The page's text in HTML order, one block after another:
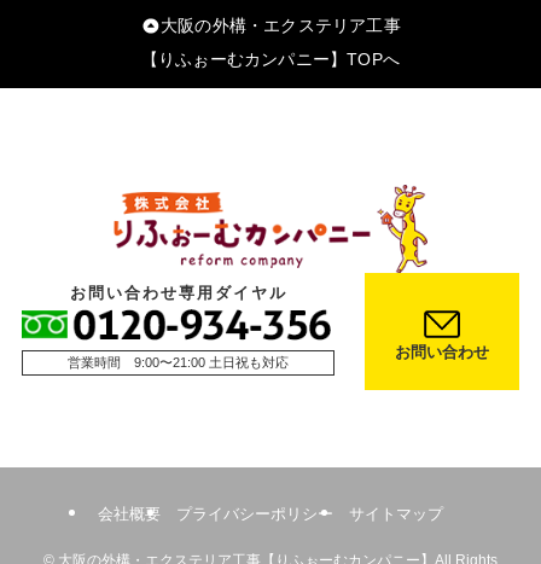
大阪の外構・エクステリア工事
【りふぉーむカンパニー】TOPへ
お問い合わせ専用ダイヤル
営業時間 9:00〜21:00 土日祝も対応
お問い合わせ
会社概要 プライバシーポリシー サイトマップ
© 大阪の外構・エクステリア工事【りふぉーむカンパニー】All Rights